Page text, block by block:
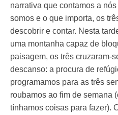
narrativa que contamos a
somos e o que importa, os
descobrir e contar. Nesta
uma montanha capaz de
paisagem, os três cruzaram-
descanso: a procura de
programamos para as três
roubamos ao fim de semana
tínhamos coisas para fazer).